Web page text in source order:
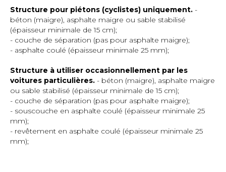
Structure pour piétons (cyclistes) uniquement. -
béton (maigre), asphalte maigre ou sable stabilisé
(épaisseur minimale de 15 cm);
- couche de séparation (pas pour asphalte maigre);
- asphalte coulé (épaisseur minimale 25 mm);
Structure à utiliser occasionnellement par les
voitures particulières. - béton (maigre), asphalte maigre
ou sable stabilisé (épaisseur minimale de 15 cm);
- couche de séparation (pas pour asphalte maigre);
- souscouche en asphalte coulé (épaisseur minimale 25
mm);
- revêtement en asphalte coulé (épaisseur minimale 25
mm);